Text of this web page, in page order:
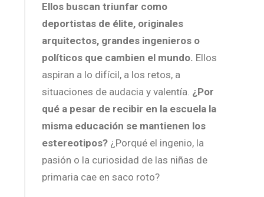
Ellos buscan triunfar como
deportistas de élite, originales
arquitectos, grandes ingenieros o
políticos que cambien el mundo. Ellos
aspiran a lo difícil, a los retos, a
situaciones de audacia y valentía. ¿Por
qué a pesar de recibir en la escuela la
misma educación se mantienen los
estereotipos?¿Porqué el ingenio, la
pasión o la curiosidad de las niñas de
primaria cae en saco roto?